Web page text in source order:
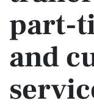
part-
and